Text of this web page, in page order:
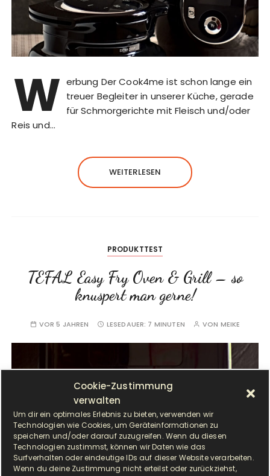
Cookie-Zustimmung
verwalten
Um dir ein optimales Erlebnis zu bieten, verwenden wir
Technologien wie Cookies, um Geräteinformationen zu
speichern und/oder darauf zuzugreifen. Wenn du diesen
Technologien zustimmst, können wir Daten wie das
Surfverhalten oder eindeutige IDs auf dieser Website verarbeiten.
Wenn du deine Zustimmung nicht erteilst oder zurückziehst,
W erbung Der Cook4me ist schon lange ein
treuer Begleiter in unserer Küche, gerade
für Schmorgerichte mit Fleisch und/oder
Reis und…
WEITERLESEN
PRODUKTTEST
TEFAL Easy Fry Oven & Grill – so
knuspert man gerne!
VOR 5 JAHREN LESEDAUER: 7 MINUTEN VON MEIKE